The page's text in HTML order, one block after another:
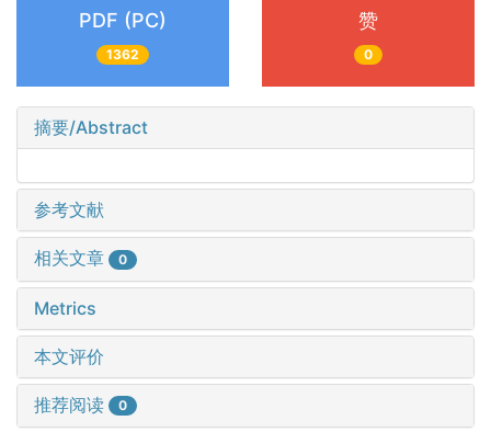
PDF (PC)
1362
赞
0
摘要/Abstract
参考文献
相关文章 0
Metrics
本文评价
推荐阅读 0